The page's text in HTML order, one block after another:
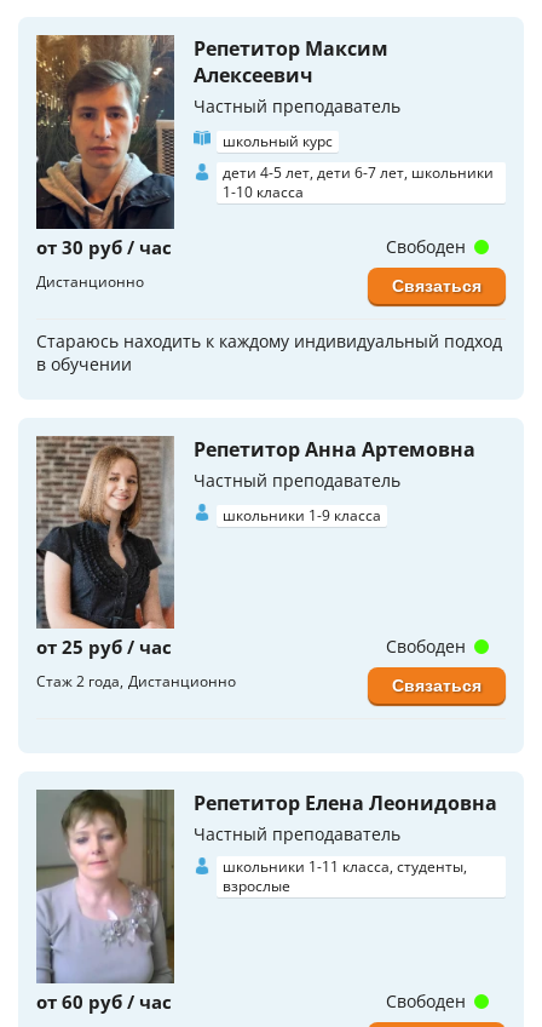
Репетитор Максим
Алексеевич
Частный преподаватель
школьный курс
дети 4-5 лет, дети 6-7 лет, школьники
1-10 класса
от 30 руб / час
Дистанционно
Стараюсь находить к каждому индивидуальный подход
в обучении
Свободен
Связаться
Репетитор Анна Артемовна
Частный преподаватель
школьники 1-9 класса
от 25 руб / час
Стаж 2 года Дистанционно
Свободен
Связаться
Репетитор Елена Леонидовна
Частный преподаватель
школьники 1-11 класса, студенты,
взрослые
от 60 руб / час Свободен